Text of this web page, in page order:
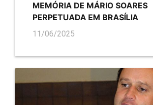
MEMÓRIA DE MÁRIO SOARES
PERPETUADA EM BRASÍLIA
11/06/2025